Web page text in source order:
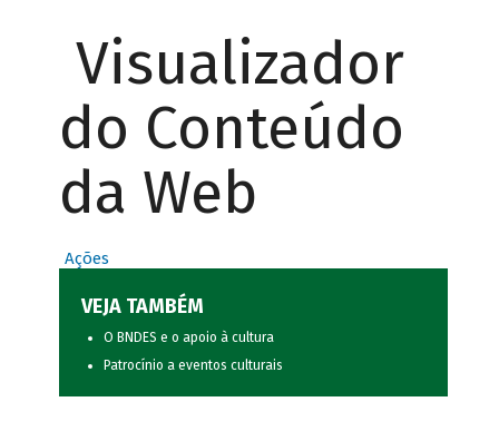
Visualizador
do Conteúdo
da Web
Ações
VEJA TAMBÉM
O BNDES e o apoio à cultura
Patrocínio a eventos culturais